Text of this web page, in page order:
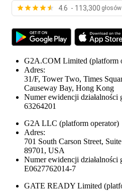
4.6 - 113,300 głosów
G2A.COM Limited (platform
Adres:
31/F, Tower Two, Times
Causeway Bay, Hong Kong
Numer ewidencji działalności
63264201
G2A LLC (platform operator)
Adres:
701 South Carson Street,
89701, USA
Numer ewidencji działalności
E0627762014-7
GATE READY Limited